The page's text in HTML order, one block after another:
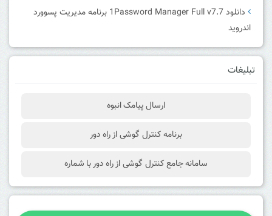
دانلود 1Password Manager Full v7.7 برنامه مدیریت پسوورد
اندروید
تبلیغات
ارسال پیامک انبوه
برنامه کنترل گوشی از راه دور
سامانه جامع کنترل گوشی از راه دور با شماره